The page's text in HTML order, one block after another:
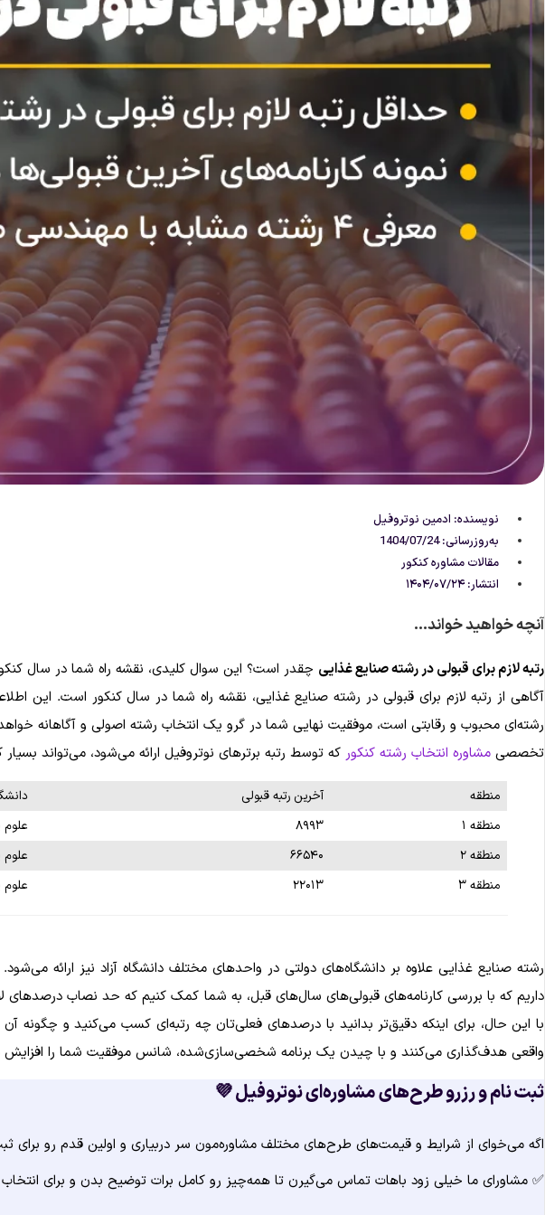
نویسنده: ادمین نوتروفیل
به‌روزرسانی: 1404/07/24
مقالات مشاوره‌ کنکور
انتشار:۱۴۰۴/۰۷/۲۴
آنچه خواهید خواند...
رتبه لازم برای قبولی در رشته صنایع غذایی چقدر است؟ این سوال کلیدی، نقشه راه شما در سال
آگاهی از رتبه لازم برای قبولی در رشته صنایع غذایی، نقشه راه شما در سال کنکور است. این
رشته‌ای محبوب و رقابتی است، موفقیت نهایی شما در گرو یک انتخاب رشته اصولی و آگاهانه
تخصصی مشاوره انتخاب رشته کنکور که توسط رتبه‌ برترهای نوتروفیل ارائه می‌شود، می‌تواند بسیار کمک کننده
منطقه آخرین رتبه قبولی
منطقه ۱
۸۹۹۳
منطقه ۲
۶۶۵۴۰
منطقه ۳
۲۲۰۱۳ علوم
داریم که با بررسی کارنامه‌های قبولی‌های سال‌های قبل، به شما کمک کنیم که حد نصاب درصد‌های
با این حال، برای اینکه دقیق‌تر بدانید با درصدهای فعلی‌تان چه رتبه‌ای کسب می‌کنید و چگونه
واقعی هدف‌گذاری می‌کنند و با چیدن یک برنامه شخصی‌سازی‌شده، شانس موفقیت شما را
ثبت نام و رزرو طرح‌های مشاوره‌ای نوتروفیل 💜
اگه می‌خوای از شرایط و قیمت‌های طرح‌های مختلف مشاوره‌مون سر دربیاری و اولین قدم رو برای
✅ مشاورای ما خیلی زود باهات تماس می‌گیرن تا همه‌چیز رو کامل برات توضیح بدن و برای